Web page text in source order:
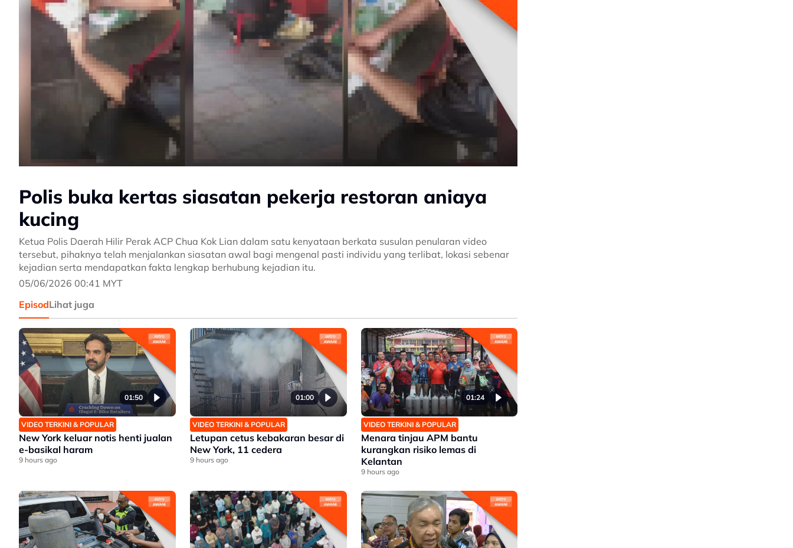
Polis buka kertas siasatan pekerja restoran aniaya
kucing
Ketua Polis Daerah Hilir Perak ACP Chua Kok Lian dalam satu kenyataan berkata susulan penularan video
tersebut, pihaknya telah menjalankan siasatan awal bagi mengenal pasti individu yang terlibat, lokasi sebenar
kejadian serta mendapatkan fakta lengkap berhubung kejadian itu.
05/06/2026 00:41 MYT
EpisodLihat juga
01:50
VIDEO TERKINI & POPULAR
New York keluar notis henti jualan
e-basikal haram
9 hours ago
01:00
VIDEO TERKINI & POPULAR
Letupan cetus kebakaran besar di
New York, 11 cedera
9 hours ago
01:24
VIDEO TERKINI & POPULAR
Menara tinjau APM bantu
kurangkan risiko lemas di
Kelantan
9 hours ago